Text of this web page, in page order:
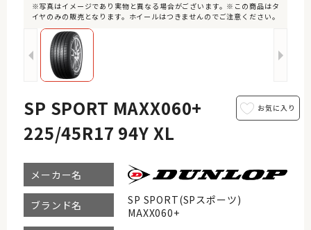
※写真はイメージであり実物と異なる場合がございます。※この商品はタ
イヤのみの販売となります。ホイールはつきませんのでご注意ください。
SP SPORT MAXX060+
225/45R17 94Y XL
メーカー名
ブランド名
SP SPORT(SPスポーツ)
MAXX060+